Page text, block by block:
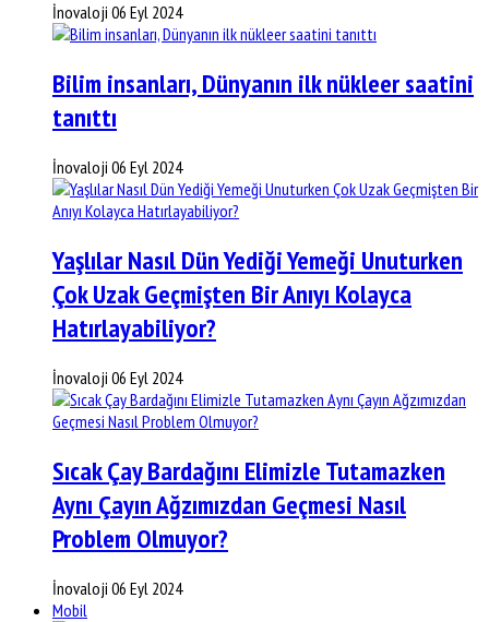
İnovaloji 06 Eyl 2024
Bilim insanları, Dünyanın ilk nükleer saatini
tanıttı
İnovaloji 06 Eyl 2024
Yaşlılar Nasıl Dün Yediği Yemeği Unuturken
Çok Uzak Geçmişten Bir Anıyı Kolayca
Hatırlayabiliyor?
İnovaloji 06 Eyl 2024
Sıcak Çay Bardağını Elimizle Tutamazken
Aynı Çayın Ağzımızdan Geçmesi Nasıl
Problem Olmuyor?
İnovaloji 06 Eyl 2024
Mobil